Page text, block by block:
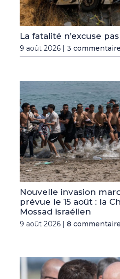
La fatalité n’excuse pas
9 août 2026 | 3
Nouvelle invasion
prévue le 15 août : la
Mossad israélien
9 août 2026 | 8